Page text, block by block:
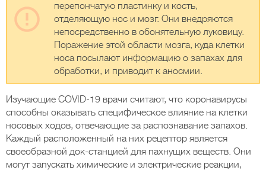
перепончатую пластинку и кость,
отделяющую нос и мозг. Они внедряются
непосредственно в обонятельную луковицу.
Поражение этой области мозга, куда клетки
носа посылают информацию о запахах для
обработки, и приводит к аносмии.
Изучающие COVID-19 врачи считают, что коронавирусы
способны оказывать специфическое влияние на клетки
носовых ходов, отвечающие за распознавание запахов.
Каждый расположенный на них рецептор является
своеобразной док-станцией для пахнущих веществ. Они
могут запускать химические и электрические реакции,